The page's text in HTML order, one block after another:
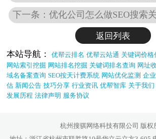
下一条：优化公司怎么做SEO搜索
返回列表
本站导航：
优帮云排名 优帮云站通 关键词价格
网站索引挖掘 网站排名挖掘 关键词排名查询 网址
域名备案查询 SEO按天计费系统 网站优化监测 企
估 新闻公告 技巧分享 行业资讯 优帮智库 关于我们
发展历程 法律声明 服务协议
杭州搜骐网络科技有限公司 版权